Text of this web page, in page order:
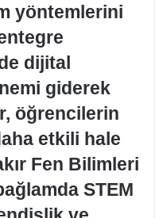
yöntemlerini
dijital
giderek
öğrencilerin
etkili hale
Fen Bilimleri
STEM